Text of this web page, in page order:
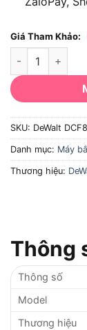
Giá Tham Khảo:
Máy bắn vít
SKU: DeWalt
Danh mục: Máy
Thương hiệu:
Thông
Thông số
Model
Thương hiệu